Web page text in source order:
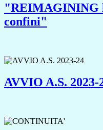
"REIMAGINING
confini"
AVVIO A.S. 2023-